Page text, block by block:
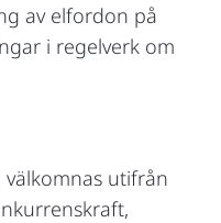
av elfordon på
i regelverk om
utifrån